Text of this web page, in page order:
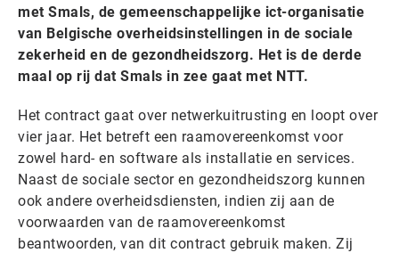
met Smals, de gemeenschappelijke ict-organisatie
van Belgische overheidsinstellingen in de sociale
zekerheid en de gezondheidszorg. Het is de derde
maal op rij dat Smals in zee gaat met NTT.
Het contract gaat over netwerkuitrusting en loopt over
vier jaar. Het betreft een raamovereenkomst voor
zowel hard- en software als installatie en services.
Naast de sociale sector en gezondheidszorg kunnen
ook andere overheidsdiensten, indien zij aan de
voorwaarden van de raamovereenkomst
beantwoorden, van dit contract gebruik maken. Zij